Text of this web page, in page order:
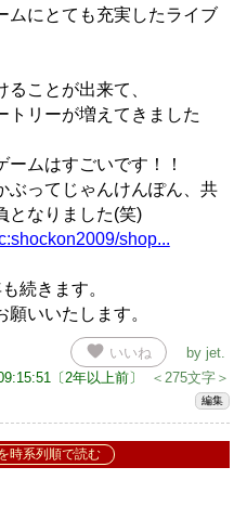
ムにとても充実したライブ
ことが出来て、
トリーが増えてきました
ームはすごいです！！
ぶってじゃんけんぽん、共
となりました(笑)
shop...
続きます。
いいたします。
favorite いいね by jet
〔2年以上前〕
＜275文字＞
編集
時系列順で読む